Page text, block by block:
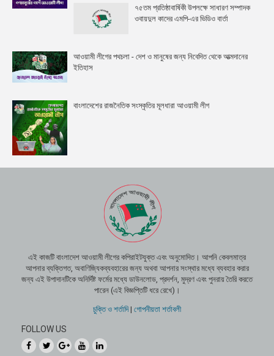
৭৫তম প্রতিষ্ঠাবার্ষিকী উপলক্ষে সাধারণ সম্পাদক
ওবায়দুল কাদের এমপি-এর ভিডিও বার্তা
আওয়ামী লীগের পথচলা - দেশ ও মানুষের জন্য নিবেদিত থেকে আত্মদানের
ইতিহাস
বাংলাদেশের রাজনৈতিক সংস্কৃতির মূলধারা আওয়ামী লীগ
এই কাজটি বাংলাদেশ আওয়ামী লীগের কপিরাইটযুক্ত এবং অনুমোদিত। আপনি কেবলমাত্র
আপনার ব্যক্তিগত, অবাণিজ্যিকব্যবহারের জন্য অথবা আপনার সংস্থার মধ্যে ব্যবহার করার
জন্য এই উপাদানটিকে অনির্দিষ্ট ফর্মের মধ্যে ডাউনলোড, প্রদর্শন, মুদ্রণ এবং পুনরায় তৈরি করতে
পারেন (এই বিজ্ঞপ্তিটি ধরে রেখে)।
চুক্তি ও শর্তাদি| গোপনীয়তা শর্তাবলী
FOLLOW US